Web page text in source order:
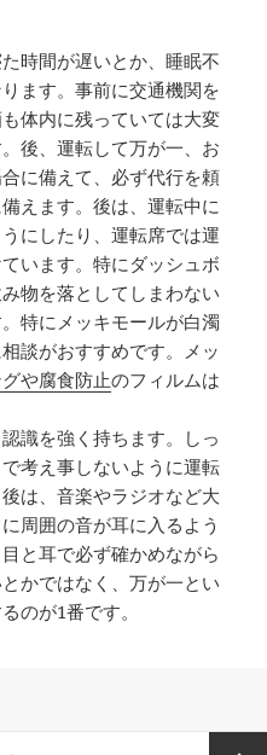
時間が遅いとか、睡眠不
ます。事前に交通機関を
体内に残っていては大変
後、運転して万が一、お
に備えて、必ず代行を頼
えます。後は、運転中に
にしたり、運転席では運
います。特にダッシュボ
物を落としてしまわない
特にメッキモールが白濁
談がおすすめです。メッ
や腐食防止のフィルムは
識を強く持ちます。しっ
考え事しないように運転
は、音楽やラジオなど大
周囲の音が耳に入るよう
と耳で必ず確かめながら
かではなく、万が一とい
のが1番です。